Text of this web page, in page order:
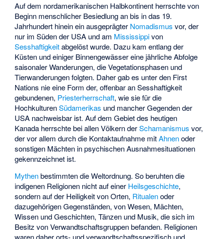
Auf dem nordamerikanischen Halbkontinent herrschte von
Beginn menschlicher Besiedlung an bis in das 19.
Jahrhundert hinein ein ausgeprägter Nomadismus vor, der
nur im Süden der USA und am Mississippivon
Sesshaftigkeitabgelöst wurde. Dazu kam entlang der
Küsten und einiger Binnengewässer eine jährliche Abfolge
saisonaler Wanderungen, die Vegetationsphasen und
Tierwanderungen folgten. Daher gab es unter den First
Nations nie eine Form der, offenbar an Sesshaftigkeit
gebundenen, Priesterherrschaft, wie sie für die
HochkulturenSüdamerikas und mancher Gegenden der
USA nachweisbar ist. Auf dem Gebiet des heutigen
Kanada herrschte bei allen Völkern derSchamanismus vor,
der vor allem durch die Kontaktaufnahme mitAhnenoder
sonstigen Mächten in psychischen Ausnahmesituationen
gekennzeichnet ist.
Mythenbestimmten die Weltordnung. So beruhten die
indigenen Religionen nicht auf einer Heilsgeschichte,
sondern auf der Heiligkeit von Orten, Ritualenoder
dazugehörigen Gegenständen, von Wesen, Mächten,
Wissen und Geschichten, Tänzen und Musik, die sich im
Besitz von Verwandtschaftsgruppen befanden. Religionen
waren daher orts- und verwandtschaftsspezifisch und